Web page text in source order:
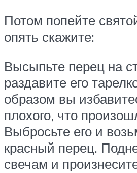
Потом попейте
опять скажите:
Высыпьте перец на
раздавите его
образом вы
плохого, что
Выбросьте его и
красный перец.
свечам и